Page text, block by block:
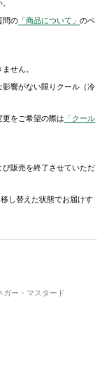
問の 「商品について」のペ
せん。
響がない限りクール（冷
をご希望の際は 「クール
販売を終了させていただ
し替えた状態でお届けす
ガー・マスタード